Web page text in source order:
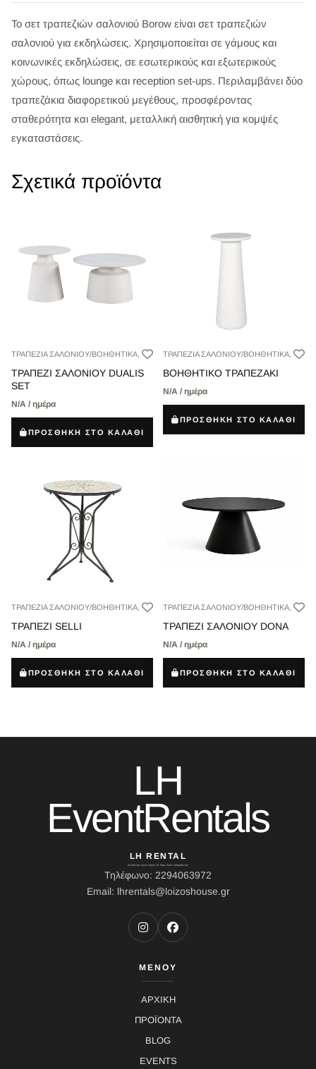
Το σετ τραπεζιών σαλονιού Borow είναι σετ τραπεζιών
σαλονιού για εκδηλώσεις. Χρησιμοποιείται σε γάμους και
κοινωνικές εκδηλώσεις, σε εσωτερικούς και εξωτερικούς
χώρους, όπως lounge και reception set-ups. Περιλαμβάνει δύο
τραπεζάκια διαφορετικού μεγέθους, προσφέροντας
σταθερότητα και elegant, μεταλλική αισθητική για κομψές
εγκαταστάσεις.
Σχετικά προϊόντα
ΤΡΑΠΕΖΙΑ ΣΑΛΟΝΙΟΥ/ΒΟΗΘΗΤΙΚΑ,
ΤΡΑΠΕΖΙ ΣΑΛΟΝΙΟΥ DUALIS
SET
Ν/Α / ημέρα
ΠΡΟΣΘΗΚΗ ΣΤΟ ΚΑΛΑΘΙ
ΤΡΑΠΕΖΙΑ ΣΑΛΟΝΙΟΥ/ΒΟΗΘΗΤΙΚΑ,
ΒΟΗΘΗΤΙΚΟ ΤΡΑΠΕΖΑΚΙ
Ν/Α / ημέρα
ΠΡΟΣΘΗΚΗ ΣΤΟ ΚΑΛΑΘΙ
ΤΡΑΠΕΖΙΑ ΣΑΛΟΝΙΟΥ/ΒΟΗΘΗΤΙΚΑ,
ΤΡΑΠΕΖΙ SELLI
Ν/Α / ημέρα
ΠΡΟΣΘΗΚΗ ΣΤΟ ΚΑΛΑΘΙ
ΤΡΑΠΕΖΙΑ ΣΑΛΟΝΙΟΥ/ΒΟΗΘΗΤΙΚΑ,
ΤΡΑΠΕΖΙ ΣΑΛΟΝΙΟΥ DONA
Ν/Α / ημέρα
ΠΡΟΣΘΗΚΗ ΣΤΟ ΚΑΛΑΘΙ
LH
EventRentals
LH RENTAL
Διεύθυνση: Ιερού Λόχου 10, Κάτω Σούλι, Μαραθώνας
Τηλέφωνο: 2294063972
Email: lhrentals@loizoshouse.gr
ΜΕΝΟΥ
ΑΡΧΙΚΗ
ΠΡΟΪΟΝΤΑ
BLOG
EVENTS